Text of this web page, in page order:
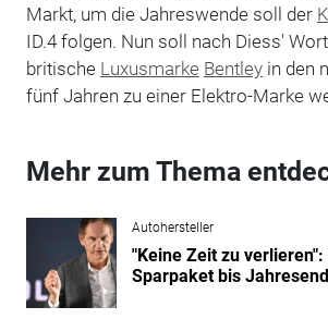
Markt, um die Jahreswende soll der
ID.4 folgen. Nun soll nach Diess'
britische Luxusmarke Bentleyin den
fünf Jahren zu einer Elektro-Marke
Mehr zum Thema
Autohersteller
"Keine Zeit zu
Sparpaket bis